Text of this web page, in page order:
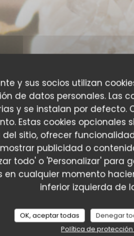
y sus socios utilizan
de datos personales. Las
y se instalan por defecto.
Estas cookies opcionales
sitio, ofrecer
publicidad o
todo' o 'Personalizar' para
en cualquier momento
inferior izquierda de
OK, aceptar todas Denegar
Política de
de nuestros
Servicio:5 /5 Ambiente: